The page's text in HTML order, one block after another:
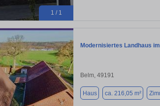
1 / 1
Modernisiertes Landhaus
Belm, 49191
Haus ca. 216,05 m²